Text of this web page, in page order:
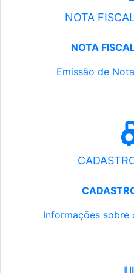
NOTA
NOTA
Emissão de
Informações sobre